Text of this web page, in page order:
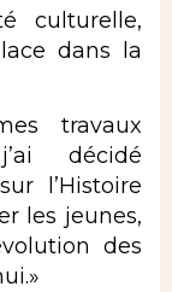
culturelle,
dans la
travaux
décidé
l’Histoire
les jeunes,
des